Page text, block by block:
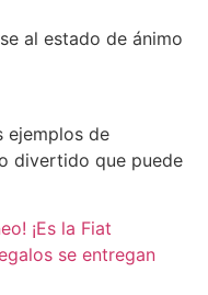
al estado de ánimo
ejemplos de
divertido que puede
¡Es la Fiat
se entregan